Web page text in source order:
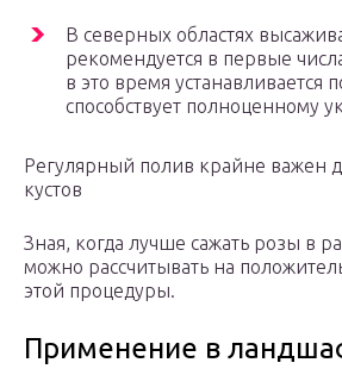
В северных областях
рекомендуется в первые
в это время устанавливается
способствует полноценному
Регулярный полив крайне важен
кустов
Зная, когда лучше сажать розы в
можно рассчитывать на
этой процедуры.
Применение в